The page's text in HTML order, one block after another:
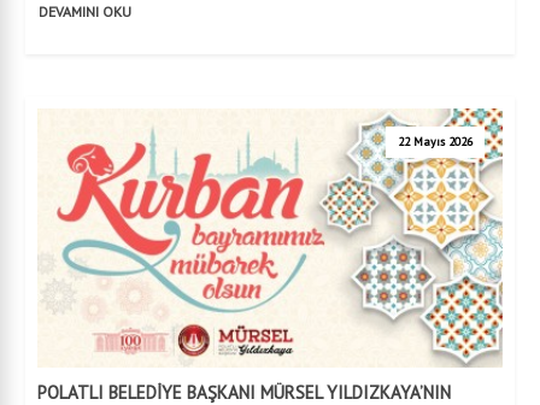
DEVAMINI OKU
22 Mayıs 2026
POLATLI BELEDİYE BAŞKANI MÜRSEL YILDIZKAYA’NIN